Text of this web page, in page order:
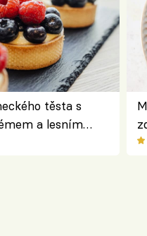
těsta s
a lesním
Society